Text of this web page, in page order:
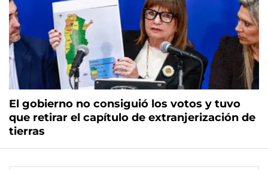
El gobierno no consiguió los votos y tuvo
que retirar el capítulo de extranjerización de
tierras